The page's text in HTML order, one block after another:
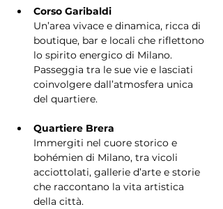
Corso Garibaldi
Un’area vivace e dinamica, ricca di
boutique, bar e locali che riflettono
lo spirito energico di Milano.
Passeggia tra le sue vie e lasciati
coinvolgere dall’atmosfera unica
del quartiere.
Quartiere Brera
Immergiti nel cuore storico e
bohémien di Milano, tra vicoli
acciottolati, gallerie d’arte e storie
che raccontano la vita artistica
della città.